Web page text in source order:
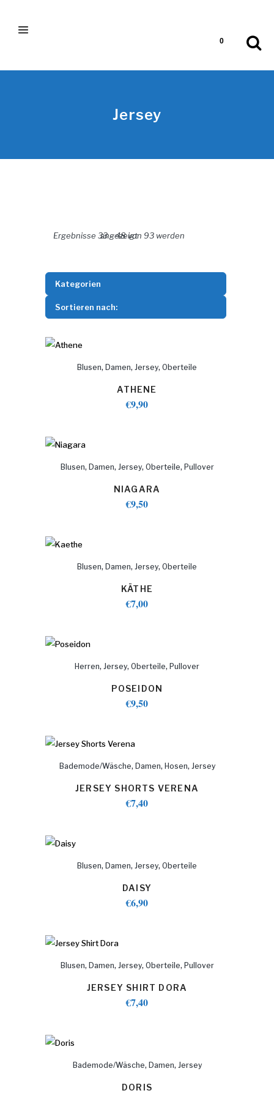
0
Jersey
Ergebnisse 33 – 48 von 93 werden angezeigtNach Aktualität sortiert
Kategorien
Sortieren nach:
Blusen, Damen, Jersey, Oberteile
ATHENE
€9,90
Blusen, Damen, Jersey, Oberteile, Pullover
NIAGARA
€9,50
Blusen, Damen, Jersey, Oberteile
KÄTHE
€7,00
Herren, Jersey, Oberteile, Pullover
POSEIDON
€9,50
Bademode/Wäsche, Damen, Hosen, Jersey
JERSEY SHORTS VERENA
€7,40
Blusen, Damen, Jersey, Oberteile
DAISY
€6,90
Blusen, Damen, Jersey, Oberteile, Pullover
JERSEY SHIRT DORA
€7,40
Bademode/Wäsche, Damen, Jersey
DORIS